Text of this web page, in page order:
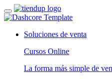
Soluciones de venta
Cursos Online
La forma más simple de